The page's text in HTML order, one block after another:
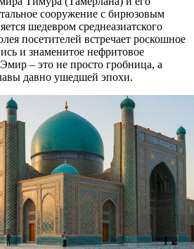
сооружение с бирюзовым
шедевром среднеазиатского
посетителей встречает роскошное
и знаменитое нефритовое
– это не просто гробница, а
давно ушедшей эпохи.